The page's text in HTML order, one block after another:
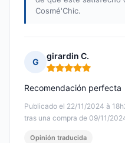
Cosmé'Chic.
G
girardin C.
Nota: 5 de 5
Publicado el 22/11/2024 à
tras una compra de 09/11/
Recomendación perfecta
Opinión traducida